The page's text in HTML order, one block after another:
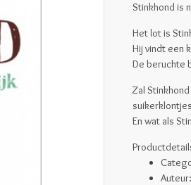
Stinkhond is
Het lot is
Hij vindt een
De beruchte
Zal
En wat als